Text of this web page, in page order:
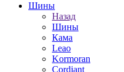
Шины
Назад
Шины
Кама
Leao
Kormoran
Cordiant